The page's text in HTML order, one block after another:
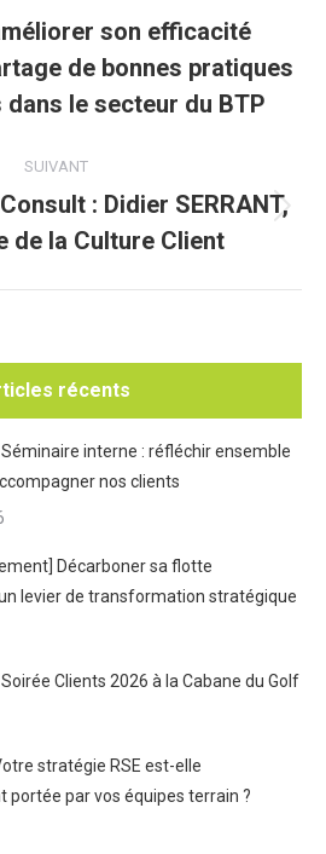
Article
précédent
son efficacité
de bonnes pratiques
le secteur du BTP
SUIVANT
suivant
:
: Didier SERRANT,
de la Culture Client
récents
interne : réfléchir ensemble
nos clients
Décarboner sa flotte
levier de transformation stratégique
Clients 2026 à la Cabane du Golf
stratégie RSE est-elle
portée par vos équipes terrain ?